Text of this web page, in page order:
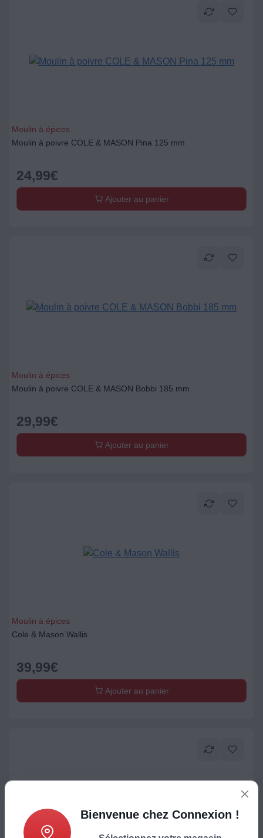
Moulin à épices
Moulin à poivre COLE & MASON Pina 125 mm
24,99€
Ajouter au panier
Moulin à épices
Moulin à poivre COLE & MASON Bobbi 185 mm
29,99€
Ajouter au panier
Moulin à épices
Cole & Mason Wallis
39,99€
Ajouter au panier
Bienvenue chez Connexion !